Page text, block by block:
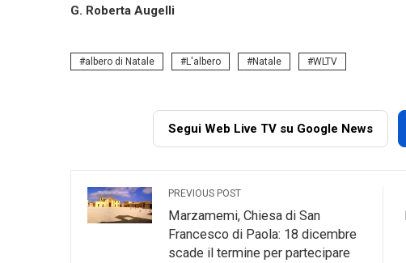
G. Roberta Augelli
albero di Natale L'albero Natale WLTV
Segui Web Live TV su Google News
PREVIOUS POST
Marzamemi, Chiesa di San
Francesco di Paola: 18 dicembre
scade il termine per partecipare